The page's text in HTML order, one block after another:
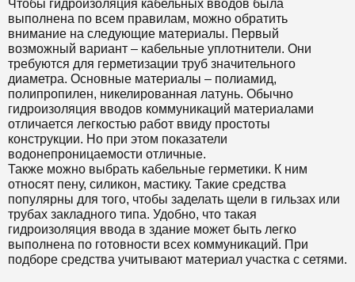
Чтобы гидроизоляция кабельных вводов была
выполнена по всем правилам, можно обратить
внимание на следующие материалы. Первый
возможный вариант – кабельные уплотнители. Они
требуются для герметизации труб значительного
диаметра. Основные материалы – полиамид,
полипропилен, никелированная латунь. Обычно
гидроизоляция вводов коммуникаций материалами
отличается легкостью работ ввиду простоты
конструкции. Но при этом показатели
водонепроницаемости отличные.
Также можно выбрать кабельные герметики. К ним
относят пену, силикон, мастику. Такие средства
популярны для того, чтобы заделать щели в гильзах или
трубах закладного типа. Удобно, что такая
гидроизоляция ввода в здание может быть легко
выполнена по готовности всех коммуникаций. При
подборе средства учитывают материал участка с сетями.